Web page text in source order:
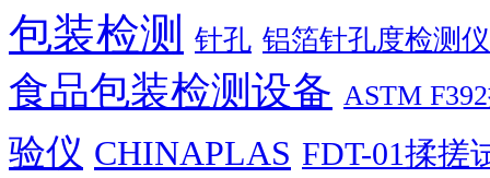
包装检测 针孔 铝箔针孔度检测
食品包装检测设备 ASTM
验仪 CHINAPLAS FDT-01揉搓